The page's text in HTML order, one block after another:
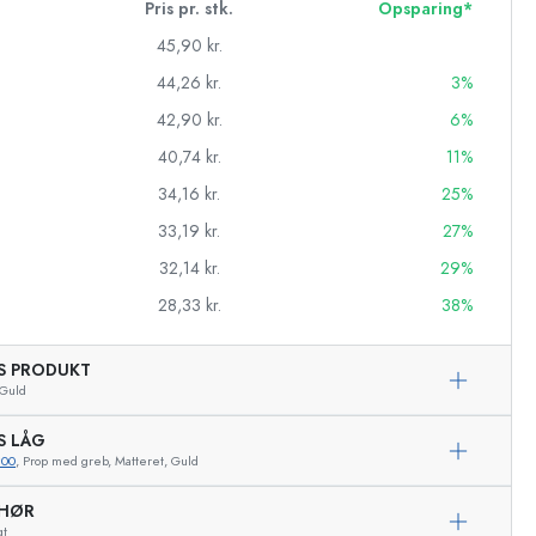
Pris pr. stk.
Opsparing*
45,90 kr.
44,26 kr.
3%
42,90 kr.
6%
40,74 kr.
11%
34,16 kr.
25%
33,19 kr.
27%
32,14 kr.
29%
28,33 kr. 38%
PRODUKT
Guld
LÅG
, Prop med greb, Matteret, Guld